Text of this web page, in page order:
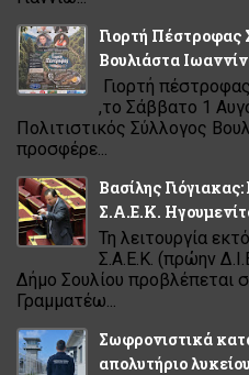
Γιορτή Πέστροφας
Βουλιάστα
Γιορτή
,το Σάββατο 1
Πολιτιστικός Σύλλογος
προσφέρε...
Βασίλης
Σ.Α.Ε.Κ.
Τη λειτουργία
Σ.Α.Ε.Κ. (πρώην
Δήμο Σουλίου προβλέπεται
Γραμματέω...
Σωφρονιστικά
απολυτήριο λυκείου